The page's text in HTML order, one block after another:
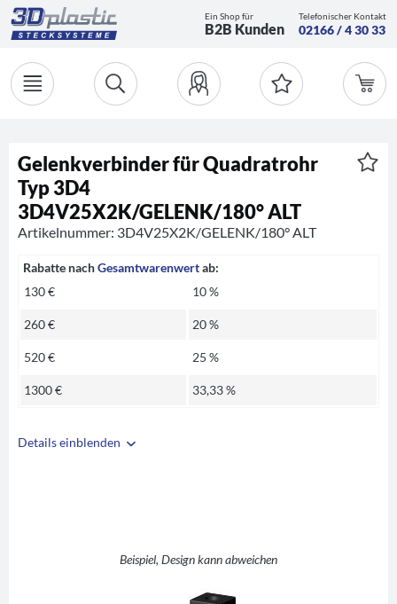
Ein Shop für
B2B Kunden
Telefonischer Kontakt
02166 / 4 30 33
Details einblenden
Beispiel, Design kann abweichen
Gelenkverbinder für Quadratrohr
Typ 3D4
3D4V25X2K/GELENK/180° ALT
Artikelnummer: 3D4V25X2K/GELENK/180° ALT
Rabatte nachGesamtwarenwertab:
130 €
10 %
260 € 20 %
520 € 25 %
1300 € 33,33 %